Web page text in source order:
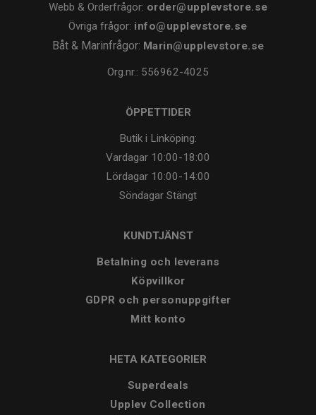
Webb & Orderfrågor: order@upplevstore.se
Övriga frågor: info@upplevstore.se
Båt & Marinfrågor: Marin@upplevstore.se
Org.nr.: 556962-4025
ÖPPETTIDER
Butik i Linköping:
Vardagar 10:00-18:00
Lördagar 10:00-14:00
Söndagar Stängt
KUNDTJÄNST
Betalning och leverans
Köpvillkor
GDPR och personuppgifter
Mitt konto
HETA KATEGORIER
Superdeals
Upplev Collection